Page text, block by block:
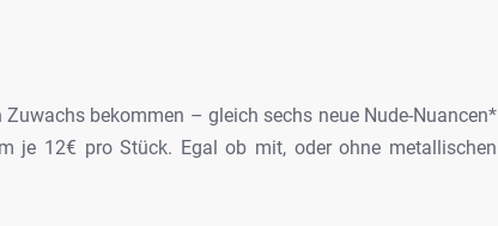
Zuwachs bekommen – gleich sechs neue Nude-Nuancen*
je 12€ pro Stück. Egal ob mit, oder ohne metallischen